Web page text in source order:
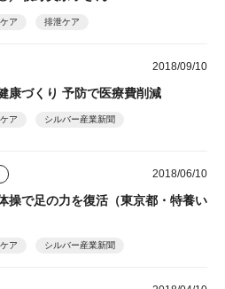
ケア 排泄ケア
2018/09/10
康づくり 予防で医療費削減
ケア シルバー産業新聞
2018/06/10
操で足の力を復活（東京都・特養い
ケア シルバー産業新聞